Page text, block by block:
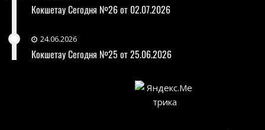
Кокшетау Сегодня №26 от 02.07.2026
24.06.2026
Кокшетау Сегодня №25 от 25.06.2026